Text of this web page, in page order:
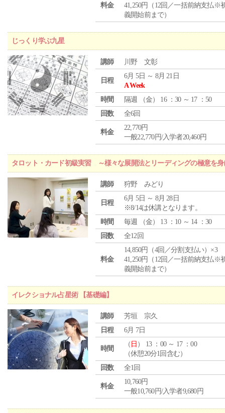
料金
41,250円（12回／一括前納支払※
義開始前まで）
じっくり学ぶ九星
講師 川野 文彰
日程
6月 5日 ～ 8月 21日
A Week
時間
隔週 （金） 16 ：30 ～ 17 ：50
回数
全6回
料金
22,770円
一般22,770円/入学者20,460円
タロット・カード初級実習 ～様々な展開法とリーディングの極意を身
講師 狩野 みどり
日程
6月 5日 ～ 8月 28日
※8/14は休講となります。
時間
毎週 （金） 13 ：10 ～ 14 ：30
回数
全12回
料金
14,850円（4回／分割支払い）×3
41,250円（12回／一括前納支払※
義開始前まで）
イレクショナル占星術 【基礎編】
講師
芳垣 宗久
日程
6月 7日
時間
（ 日 ） 13 ：00 ～ 17 ：00
（休憩20分1回含む）
回数
全1回
料金
10,760円
一般10,760円/入学者9,680円